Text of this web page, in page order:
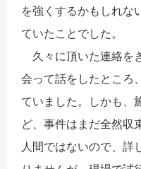
を強くするかもしれな
ていたことでした。
久々に頂いた連絡を
会って話をしたところ
ていました。しかも、
ど、事件はまだ全然収
人間ではないので、詳